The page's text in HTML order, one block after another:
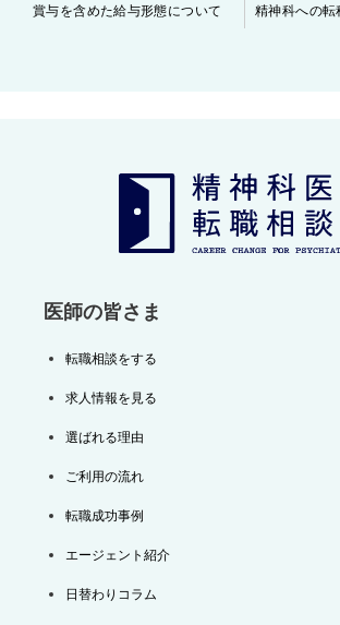
賞与を含めた給与形態について
医師の皆さま
転職相談をする
求人情報を見る
選ばれる理由
ご利用の流れ
転職成功事例
エージェント紹介
日替わりコラム